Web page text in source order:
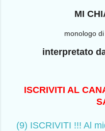
MI
monologo di
interpretato
ISCRIVITI AL
(9) ISCRIVITI !!! Al